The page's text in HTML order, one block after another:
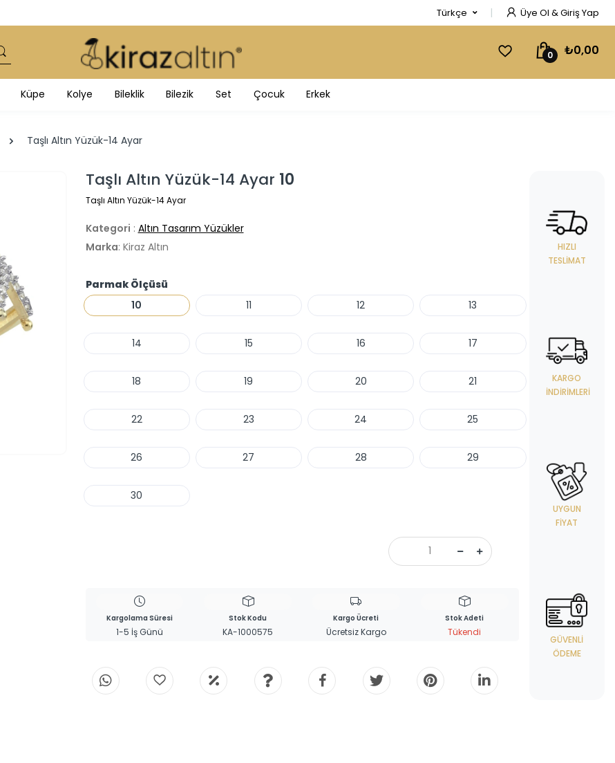
Türkçe Üye Ol & Giriş Yap
0 ₺0,00
Küpe Kolye Bileklik Bilezik Set Çocuk Erkek
Taşlı Altın Yüzük-14 Ayar
Taşlı Altın Yüzük-14 Ayar 10
Taşlı Altın Yüzük-14 Ayar
Kategori : Altın Tasarım Yüzükler
Marka: Kiraz Altın
Parmak Ölçüsü
10
11 12 13
14 15 16 17
18 19 20 21
22 23 24 25
26 27 28 29
30
Kargolama Süresi
1-5 İş Günü
Stok Kodu
KA-1000575
Kargo Ücreti
Ücretsiz Kargo
Stok Adeti
Tükendi
HIZLI
TESLIMAT
KARGO
İNDIRIMLERI
UYGUN
FIYAT
GÜVENLI
ÖDEME